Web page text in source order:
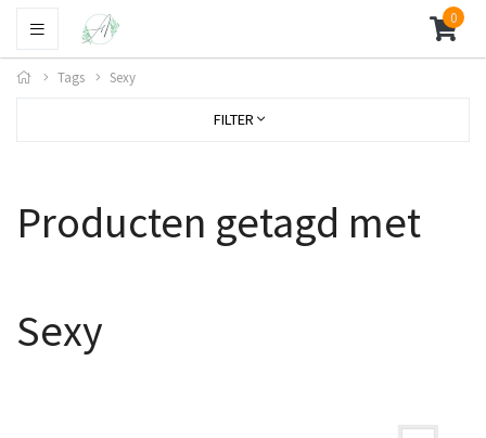
0
Tags Sexy
FILTER
Producten getagd met
Sexy